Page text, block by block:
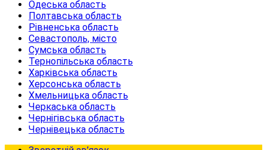
Одеська область
Полтавська область
Рівненська область
Севастополь, місто
Сумська область
Тернопільська область
Харківська область
Херсонська область
Хмельницька область
Черкаська область
Чернігівська область
Чернівецька область